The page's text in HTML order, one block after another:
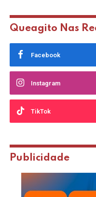
Queagito Nas
Facebook
Instagram
TikTok
Publicidade